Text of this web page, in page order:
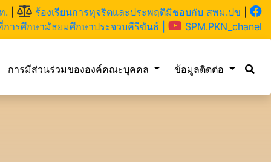
. ร้องเรียนการทุจริตและประพฤติมิชอบกับ สพม.ปข
ารศึกษามัธยมศึกษาประจวบคีรีขันธ์ |
SPM.PKN_chanel
การมีส่วนร่วมขององค์คณะบุคคล ข้อมูลติดต่อ